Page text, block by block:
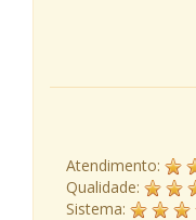
Atendimento:
Qualidade:
Sistema: